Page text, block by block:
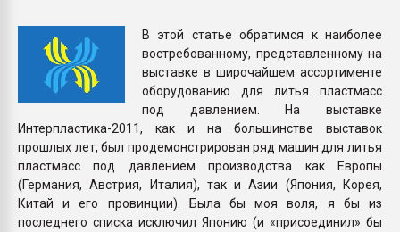
ПЕРЕЙТИ НА
В этой статье обратимся к наиболее
востребованному, представленному на
выставке в широчайшем ассортименте
оборудованию для литья пластмасс
под давлением. На выставке
Интерпластика-2011, как и на большинстве выставок
прошлых лет, был продемонстрирован ряд машин для литья
пластмасс под давлением производства как Европы
(Германия, Австрия, Италия), так и Азии (Япония, Корея,
Китай и его провинции). Была бы моя воля, я бы из
последнего списка исключил Японию (и «присоединил» бы